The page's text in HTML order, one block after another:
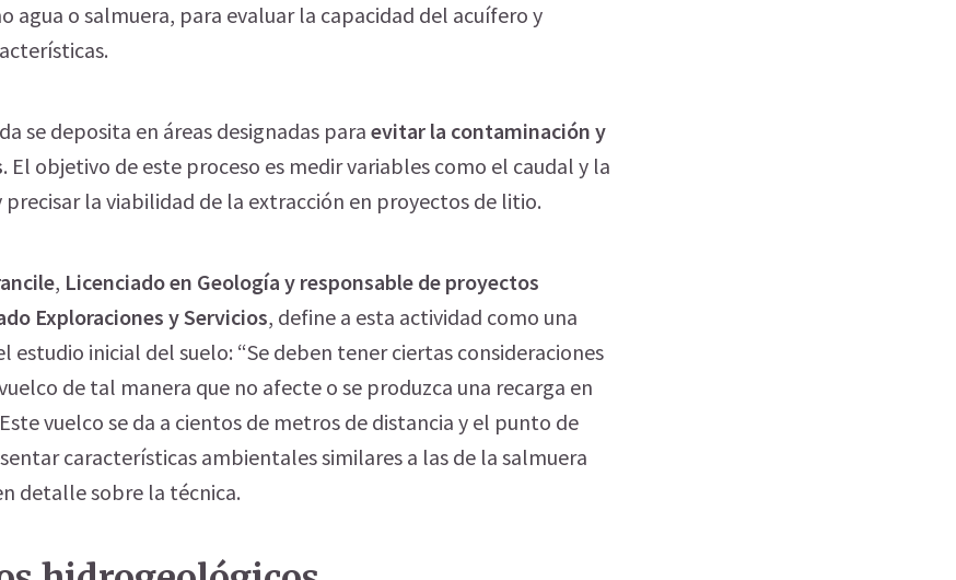
agua o salmuera, para evaluar la capacidad del acuífero y
se deposita en áreas designadas para evitar la contaminación y
. El objetivo de este proceso es medir variables como el caudal y la
la viabilidad de la extracción en proyectos de litio.
, Licenciado en Geología y responsable de proyectos
Exploraciones y Servicios, define a esta actividad como una
estudio inicial del suelo: “Se deben tener ciertas consideraciones
de tal manera que no afecte o se produzca una recarga en
vuelco se da a cientos de metros de distancia y el punto de
características ambientales similares a las de la salmuera
detalle sobre la técnica.